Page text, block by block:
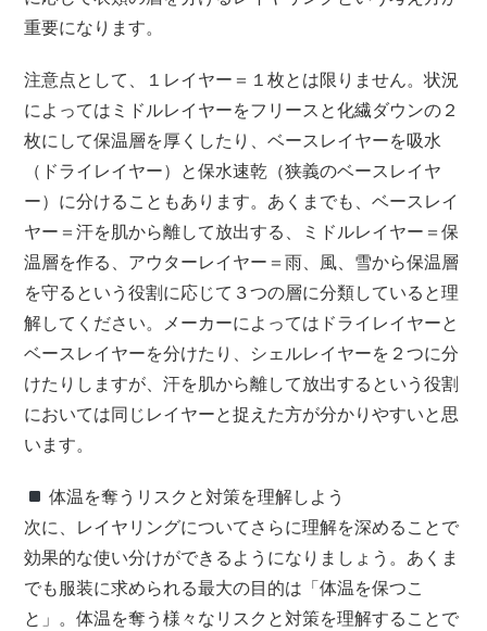
重要になります。
注意点として、１レイヤー＝１枚とは限りません。状況
によってはミドルレイヤーをフリースと化繊ダウンの２
枚にして保温層を厚くしたり、ベースレイヤーを吸水
（ドライレイヤー）と保水速乾（狭義のベースレイヤ
ー）に分けることもあります。あくまでも、ベースレイ
ヤー＝汗を肌から離して放出する、ミドルレイヤー＝保
温層を作る、アウターレイヤー＝雨、風、雪から保温層
を守るという役割に応じて３つの層に分類していると理
解してください。メーカーによってはドライレイヤーと
ベースレイヤーを分けたり、シェルレイヤーを２つに分
けたりしますが、汗を肌から離して放出するという役割
においては同じレイヤーと捉えた方が分かりやすいと思
います。
体温を奪うリスクと対策を理解しよう
次に、レイヤリングについてさらに理解を深めることで
効果的な使い分けができるようになりましょう。あくま
でも服装に求められる最大の目的は「体温を保つこ
と」。体温を奪う様々なリスクと対策を理解することで